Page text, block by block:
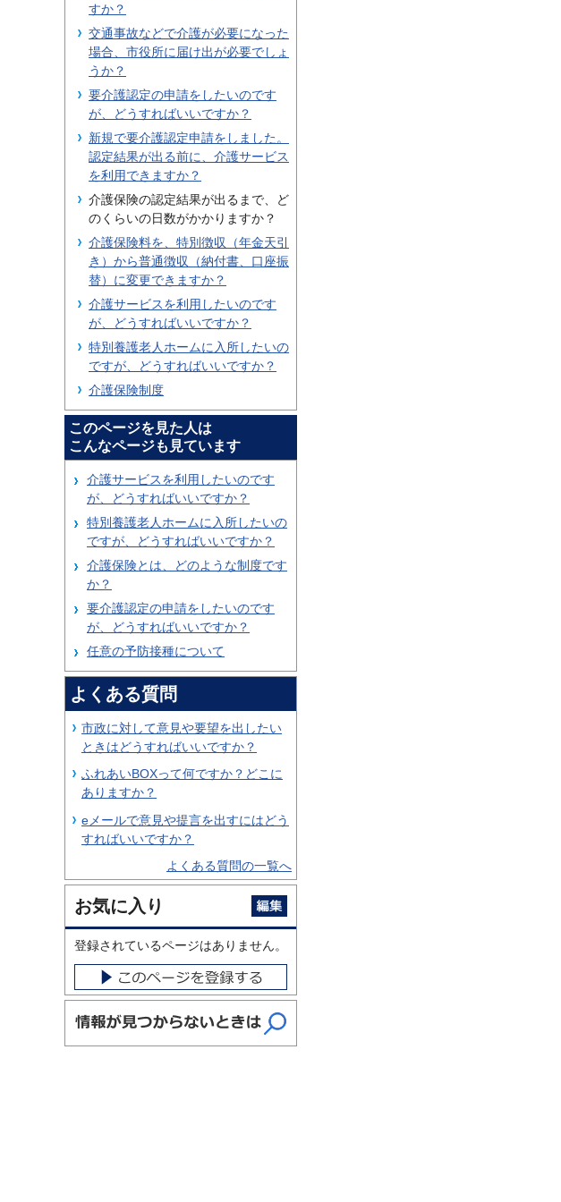
すか？
交通事故などで介護が必要になった
場合、市役所に届け出が必要でしょ
うか？
要介護認定の申請をしたいのです
が、どうすればいいですか？
新規で要介護認定申請をしました。
認定結果が出る前に、介護サービス
を利用できますか？
介護保険の認定結果が出るまで、ど
のくらいの日数がかかりますか？
介護保険料を、特別徴収（年金天引
き）から普通徴収（納付書、口座振
替）に変更できますか？
介護サービスを利用したいのです
が、どうすればいいですか？
特別養護老人ホームに入所したいの
ですが、どうすればいいですか？
介護保険制度
このページを見た人は
こんなページも見ています
介護サービスを利用したいのです
が、どうすればいいですか？
特別養護老人ホームに入所したいの
ですが、どうすればいいですか？
介護保険とは、どのような制度です
か？
要介護認定の申請をしたいのです
が、どうすればいいですか？
任意の予防接種について
よくある質問
市政に対して意見や要望を出したい
ときはどうすればいいですか？
ふれあいBOXって何ですか？どこに
ありますか？
eメールで意見や提言を出すにはどう
すればいいですか？
よくある質問の一覧へ
お気に入り
登録されているページはありません。